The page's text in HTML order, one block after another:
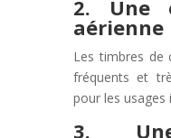
2. Une
aérienne
Les timbres de
fréquents et
pour les usages
3.